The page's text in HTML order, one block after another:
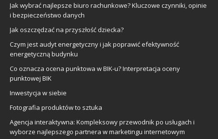
Jak wybrać najlepsze biuro rachunkowe? Kluczowe czynniki, opinie
i bezpieczeństwo danych
Jak oszczędzać na przyszłość dziecka?
Czym jest audyt energetyczny i jak poprawić efektywność
energetyczną budynku
Co oznacza ocena punktowa w BIK-u? Interpretacja oceny
punktowej BIK
Inwestycja w siebie
Fotografia produktów to sztuka
Agencja interaktywna: Kompleksowy przewodnik po usługach i
wyborze najlepszego partnera w marketingu internetowym